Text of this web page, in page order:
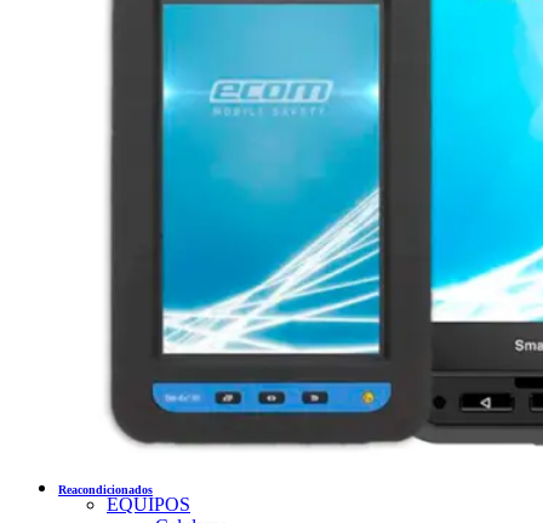
Reacondicionados
EQUIPOS